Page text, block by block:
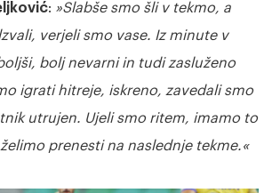
: »Slabše smo šli v tekmo, a
verjeli smo vase. Iz minute v
bolj nevarni in tudi zasluženo
igrati hitreje, iskreno, zavedali smo
utrujen. Ujeli smo ritem, imamo to
prenesti na naslednje tekme.«